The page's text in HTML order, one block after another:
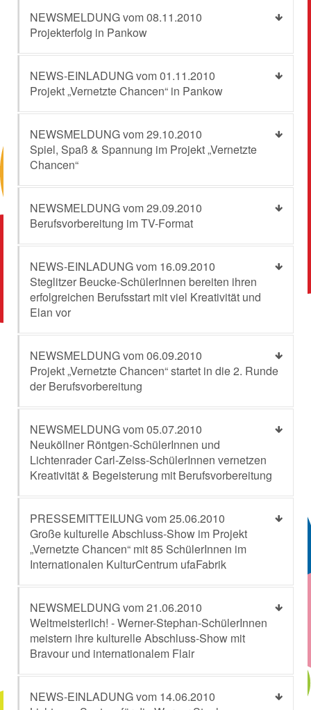
NEWSMELDUNG vom 08.11.2010
Projekterfolg in Pankow
NEWS-EINLADUNG vom 01.11.2010
Projekt „Vernetzte Chancen“ in Pankow
NEWSMELDUNG vom 29.10.2010
Spiel, Spaß & Spannung im Projekt „Vernetzte
Chancen“
NEWSMELDUNG vom 29.09.2010
Berufsvorbereitung im TV-Format
NEWS-EINLADUNG vom 16.09.2010
Steglitzer Beucke-SchülerInnen bereiten ihren
erfolgreichen Berufsstart mit viel Kreativität und
Elan vor
NEWSMELDUNG vom 06.09.2010
Projekt „Vernetzte Chancen“ startet in die 2. Runde
der Berufsvorbereitung
NEWSMELDUNG vom 05.07.2010
Neuköllner Röntgen-SchülerInnen und
Lichtenrader Carl-Zeiss-SchülerInnen vernetzen
Kreativität & Begeisterung mit Berufsvorbereitung
PRESSEMITTEILUNG vom 25.06.2010
Große kulturelle Abschluss-Show im Projekt
„Vernetzte Chancen“ mit 85 SchülerInnen im
Internationalen KulturCentrum ufaFabrik
NEWSMELDUNG vom 21.06.2010
Weltmeisterlich! - Werner-Stephan-SchülerInnen
meistern ihre kulturelle Abschluss-Show mit
Bravour und internationalem Flair
NEWS-EINLADUNG vom 14.06.2010